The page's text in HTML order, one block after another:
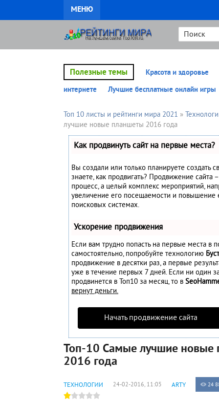
МЕНЮ
Полезные темы
Красота и здоровье
интернете
Лучшие бесплатные онлайн игры
Топ 10 листы и рейтинги мира 2021 »
лучшие новые планшеты 2016 года
Как продвинуть сайт на первые места?
Вы создали или только планируете создать
знаете, как продвигать? Продвижение сайта
процесс, а целый комплекс мероприятий,
увеличение его посещаемости и повышение
поисковых системах.
Ускорение продвижения
Если вам трудно попасть на первые места в
самостоятельно, попробуйте технологию Буст
продвижение в десятки раз, а первые
уже в течение первых 7 дней. Если ни один
продвинется в Топ10 за месяц, то в
вернут деньги.
Начать продвижение сайта
Топ-10 Самые лучшие новые
2016 года
ТЕХНОЛОГИИ 24-02-2016, 11:05 ARTY 24